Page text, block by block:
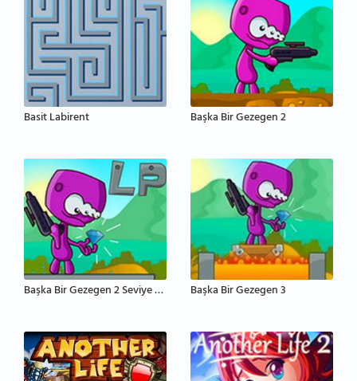
Basit Labirent Başka Bir Gezegen 2
Başka Bir Gezegen 2 Seviye Paketi Başka Bir Gezegen 3